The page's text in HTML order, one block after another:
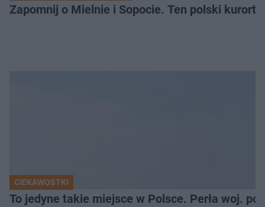
Zapomnij o Mielnie i Sopocie. Ten polski kurort
CIEKAWOSTKI
To jedyne takie miejsce w Polsce. Perła woj.